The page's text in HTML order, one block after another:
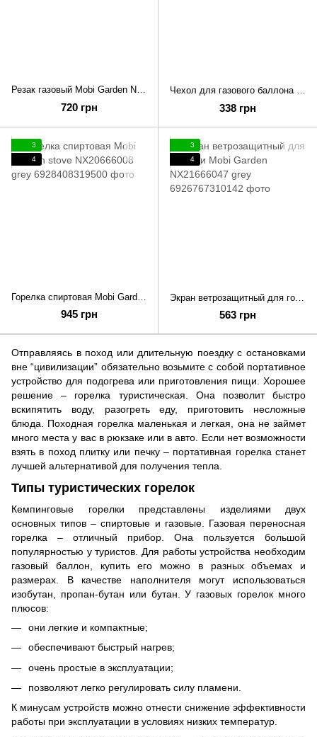
Резак газовый Mobi Garden NX21666049 sand
720 грн
Чехол для газового баллона Mobi Garden Gas соver 220г NX21671049 khaki
338 грн
3
4
945 грн
3
4
563 грн
Отправляясь в поход или длительную поездку с остановками
вне “цивилизации” обязательно возьмите с собой портативное
устройство для подогрева или приготовления пищи. Хорошее
решение – горелка туристическая. Она позволит быстро
вскипятить воду, разогреть еду, приготовить несложные
блюда. Походная горелка маленькая и легкая, она не займет
много места у вас в рюкзаке или в авто. Если нет возможности
взять в поход плитку или печку – портативная горелка станет
лучшей альтернативой для получения тепла.
Типы туристических горелок
Кемпинговые горелки представлены изделиями двух
основных типов – спиртовые и газовые. Газовая переносная
горелка – отличный прибор. Она пользуется большой
популярностью у туристов. Для работы устройства необходим
газовый баллон, купить его можно в разных объемах и
размерах. В качестве наполнителя могут использоваться
изобутан, пропан-бутан или бутан. У газовых горелок много
плюсов:
они легкие и компактные;
обеспечивают быстрый нагрев;
очень простые в эксплуатации;
позволяют легко регулировать силу пламени.
К минусам устройств можно отнести снижение эффективности
работы при эксплуатации в условиях низких температур.